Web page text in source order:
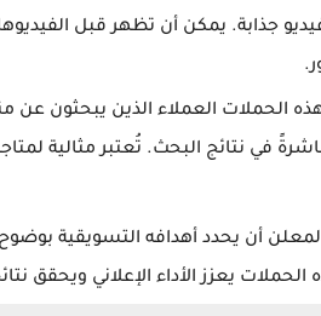
جذابة. يمكن أن تظهر قبل
الحملات العملاء الذين يبحثون عن
في نتائج البحث. تُعتبر مثالية
أن يحدد أهدافه التسويقية
يعزز الأداء الإعلاني ويحقق